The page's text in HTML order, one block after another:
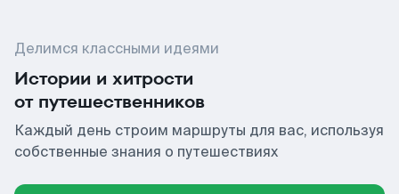
Делимся классными идеями
Истории и хитрости
от путешественников
Каждый день строим маршруты для вас, используя
собственные знания о путешествиях